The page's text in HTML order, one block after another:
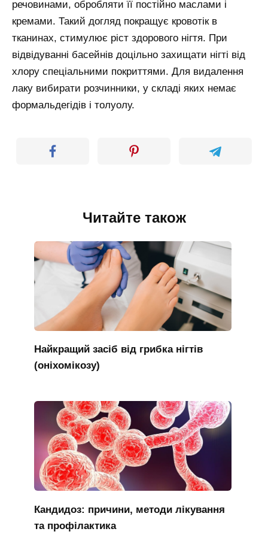
речовинами, обробляти її постійно маслами і
кремами. Такий догляд покращує кровотік в
тканинах, стимулює ріст здорового нігтя. При
відвідуванні басейнів доцільно захищати нігті від
хлору спеціальними покриттями. Для видалення
лаку вибирати розчинники, у складі яких немає
формальдегідів і толуолу.
Читайте також
Найкращий засіб від грибка нігтів
(оніхомікозу)
Кандидоз: причини, методи лікування
та профілактика